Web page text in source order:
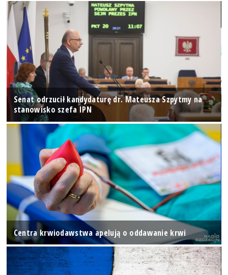
Senat odrzucił kandydaturę dr. Mateusza Szpytmy na
stanowisko szefa IPN
Centra krwiodawstwa apelują o oddawanie krwi